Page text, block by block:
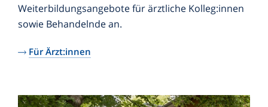
Weiterbildungsangebote für ärztliche Kolleg:innen
sowie Behandelnde an.
Für Ärzt:innen